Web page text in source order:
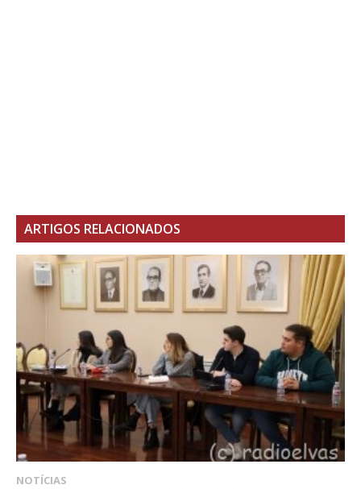
ARTIGOS RELACIONADOS
NOTÍCIAS